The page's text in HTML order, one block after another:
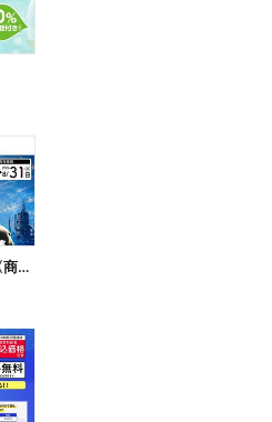
現場の暑熱対策・安全対策特集〈商品一例〉